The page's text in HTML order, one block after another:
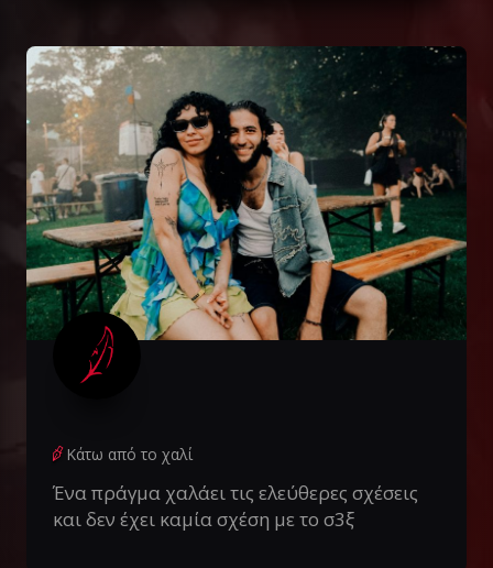
Κάτω από το χαλί
Ένα πράγμα χαλάει τις ελεύθερες σχέσεις
και δεν έχει καμία σχέση με το σ3ξ